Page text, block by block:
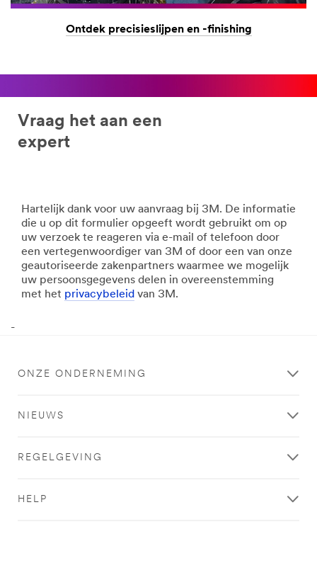
Ontdek precisieslijpen en -finishing
Vraag het aan een
expert
Hartelijk dank voor uw aanvraag bij 3M. De informatie
die u op dit formulier opgeeft wordt gebruikt om op
uw verzoek te reageren via e-mail of telefoon door
een vertegenwoordiger van 3M of door een van onze
geautoriseerde zakenpartners waarmee we mogelijk
uw persoonsgegevens delen in overeenstemming
met het privacybeleid van 3M.
-
ONZE ONDERNEMING
NIEUWS
REGELGEVING
HELP